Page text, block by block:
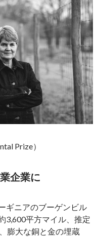
Prize）
企業に
ギニアのブーゲンビル
3,600平方マイル、推定
膨大な銅と金の埋蔵